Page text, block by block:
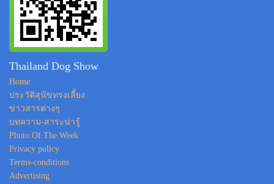
Thailand Dog Show
Home
ประวัติสุนัขทรงเลี้ยง
ข่าวสารต่างๆ
บทความ-สาระน่ารู้
Photo Of The Week
Privacy policy
Terms-conditions
Advertising